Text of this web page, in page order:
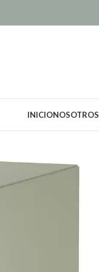
INICIONOSOTROS